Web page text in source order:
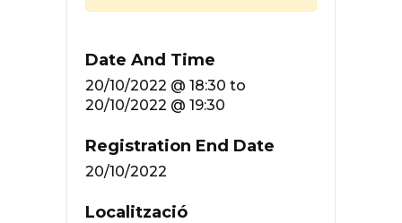
Date And Time
20/10/2022 @ 18:30 to
20/10/2022 @ 19:30
Registration End Date
20/10/2022
Localització